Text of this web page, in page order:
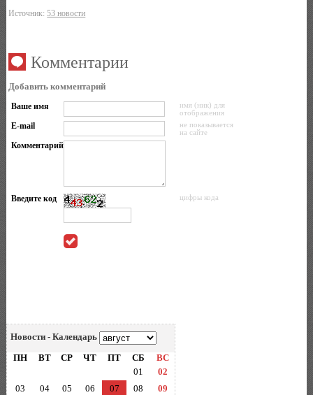
Источник:53 новости
Комментарии
Добавить комментарий
Ваше имя
имя (ник) для
отображения
E-mail
не показывается
на сайте
Комментарий
Введите код цифры кода
Новости - Календарь
ПН
ВТ СР ЧТ ПТ СБ
ВС
01
02
03
04 05 06 07 08
09